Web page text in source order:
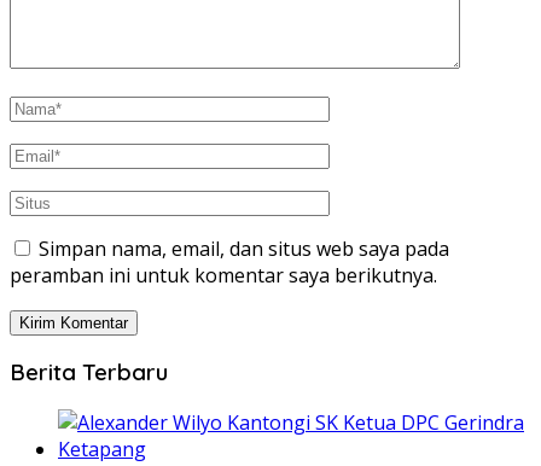
Simpan nama, email, dan situs web saya pada
peramban ini untuk komentar saya berikutnya.
Berita Terbaru